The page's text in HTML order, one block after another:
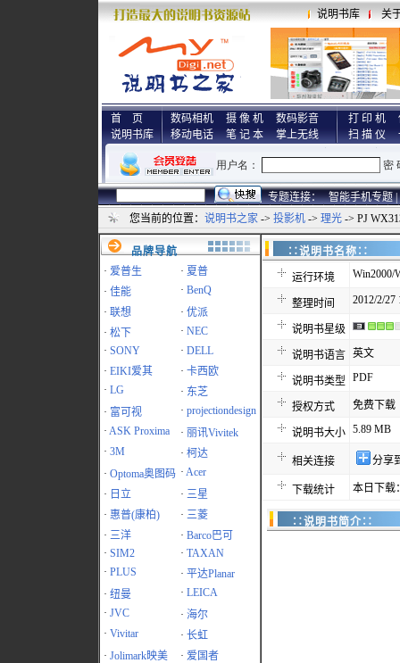
说明书库 关
首 页
说明书库
数码相机 摄 像 机
数码影音
移动电话
笔 记 本 掌上无线
打 印 机
扫 描 仪
专题连接： 智能手机专题 |
您当前的位置： 说明书之家 -> 投影机 -> 理光 -> PJ
品牌导航
· 爱普生 · 夏普
· 佳能 · BenQ
· 联想 · 优派
· 松下 · NEC
· SONY · DELL
· EIKI爱其 · 卡西欧
· LG · 东芝
· 富可视 · projectiondesign
· ASK Proxima · 丽讯Vivitek
· 3M · 柯达
· Optoma奥图码 · Acer
· 日立 · 三星
· 惠普(康柏) · 三菱
· 三洋 · Barco巴可
· SIM2 · TAXAN
· PLUS · 平达Planar
· 纽曼 · LEICA
· JVC · 海尔
· Vivitar · 长虹
· Jolimark映美 · 爱国者
∷说明书名
运行环境 Win2000/
整理时间 2012/2/27
说明书星级
说明书语言 英文
说明书类型 PDF
授权方式 免费下载
说明书大小 5.89 MB
相关连接 分享
下载统计 本日下载
∷说明书简介∷